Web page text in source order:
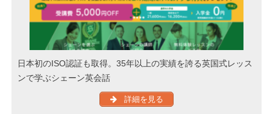
日本初のISO認証も取得。35年以上の実績を誇る英国式レッス
ンで学ぶシェーン英会話
詳細を見る